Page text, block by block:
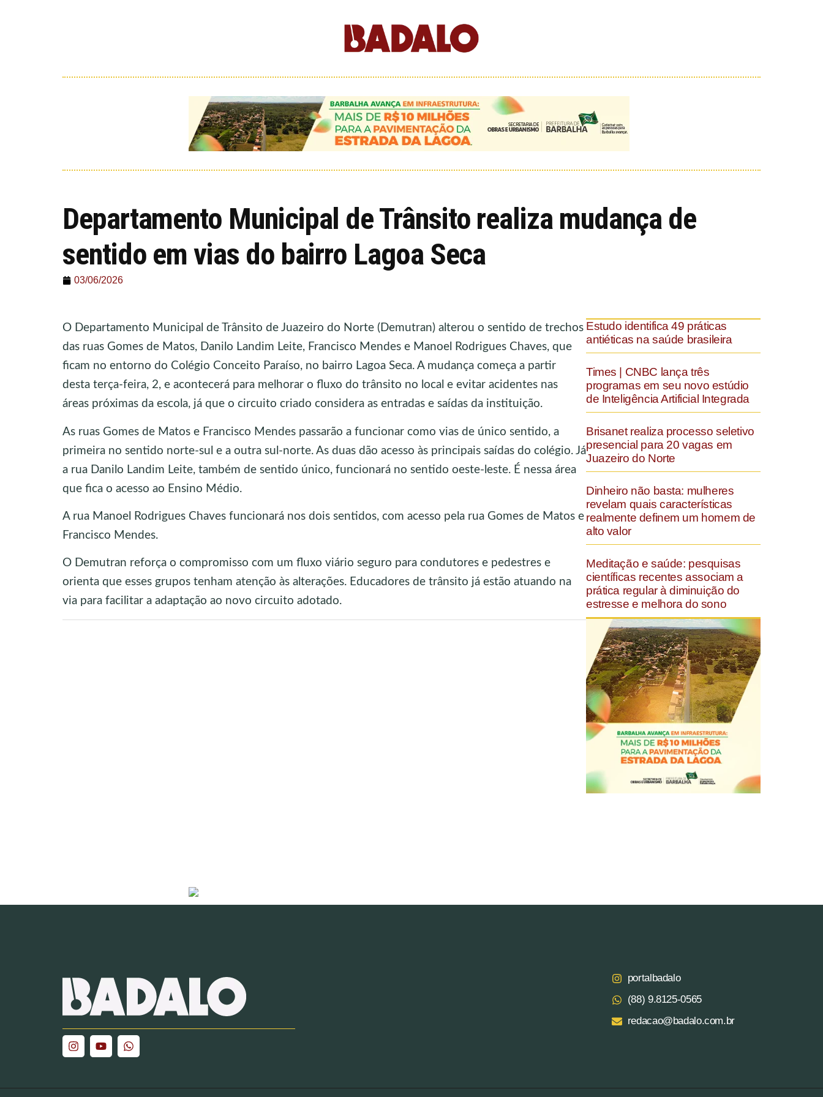
Departamento Municipal de Trânsito realiza mudança de
sentido em vias do bairro Lagoa Seca
03/06/2026
O Departamento Municipal de Trânsito de Juazeiro do Norte (Demutran) alterou o sentido de trechos
das ruas Gomes de Matos, Danilo Landim Leite, Francisco Mendes e Manoel Rodrigues Chaves, que
ficam no entorno do Colégio Conceito Paraíso, no bairro Lagoa Seca. A mudança começa a partir
desta terça-feira, 2, e acontecerá para melhorar o fluxo do trânsito no local e evitar acidentes nas
áreas próximas da escola, já que o circuito criado considera as entradas e saídas da instituição.
As ruas Gomes de Matos e Francisco Mendes passarão a funcionar como vias de único sentido, a
primeira no sentido norte-sul e a outra sul-norte. As duas dão acesso às principais saídas do colégio. Já
a rua Danilo Landim Leite, também de sentido único, funcionará no sentido oeste-leste. É nessa área
que fica o acesso ao Ensino Médio.
A rua Manoel Rodrigues Chaves funcionará nos dois sentidos, com acesso pela rua Gomes de Matos e
Francisco Mendes.
O Demutran reforça o compromisso com um fluxo viário seguro para condutores e pedestres e
orienta que esses grupos tenham atenção às alterações. Educadores de trânsito já estão atuando na
via para facilitar a adaptação ao novo circuito adotado.
Estudo identifica 49 práticas
antiéticas na saúde brasileira
Times | CNBC lança três
programas em seu novo estúdio
de Inteligência Artificial Integrada
Brisanet realiza processo seletivo
presencial para 20 vagas em
Juazeiro do Norte
Dinheiro não basta: mulheres
revelam quais características
realmente definem um homem de
alto valor
Meditação e saúde: pesquisas
científicas recentes associam a
prática regular à diminuição do
estresse e melhora do sono
portalbadalo
(88) 9.8125‑0565‬
redacao@badalo.com.br